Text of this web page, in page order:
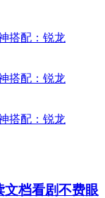
档看剧不费眼